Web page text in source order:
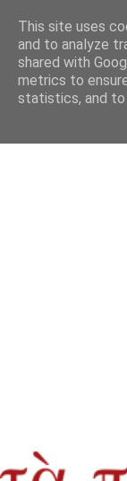
This site uses
and to analyze
shared with
metrics to
statistics, and to